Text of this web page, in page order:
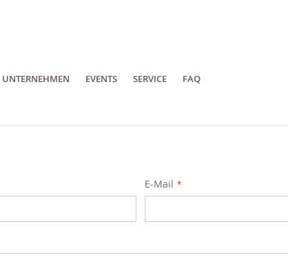
UNTERNEHMEN EVENTS SERVICE FAQ
E-Mail